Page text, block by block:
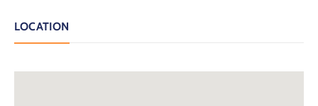
LOCATION